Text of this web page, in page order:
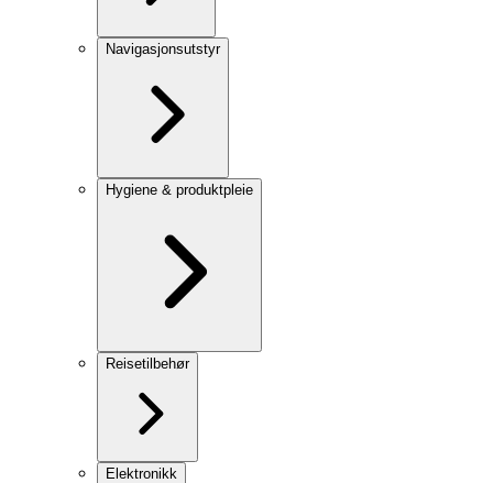
Navigasjonsutstyr
Hygiene & produktpleie
Reisetilbehør
Elektronikk